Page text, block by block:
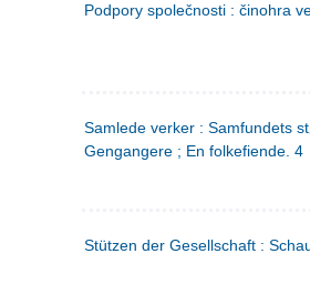
Podpory společnosti : činohra
Samlede verker : Samfundets
Gengangere ; En folkefiende. 4
Stützen der Gesellschaft :